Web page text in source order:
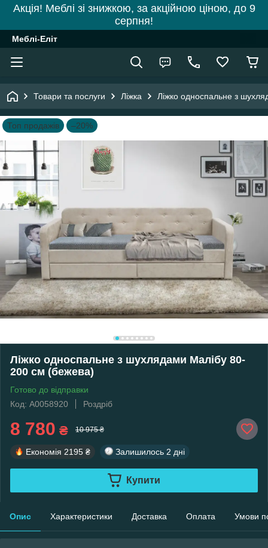
Акція! Меблі зі знижкою, за акційною ціною, до 9
серпня!
Меблі-Еліт
Товари та послуги Ліжка Ліжко односпальне з
Топ продажів –20%
Ліжко односпальне з шухлядами Малібу 80-
200 см (бежева)
Готово до відправки
Код: А0058920
Роздріб
8 780 ₴ 10 975 ₴
Економія 2195 ₴ Залишилось 2 дні
Купити
Опис Характеристики Доставка Оплата Умови